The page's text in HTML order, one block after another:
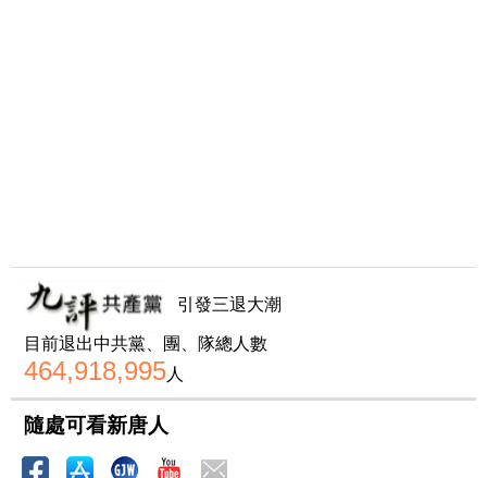
引發三退大潮
目前退出中共黨、團、隊總人數
464,918,995人
隨處可看新唐人